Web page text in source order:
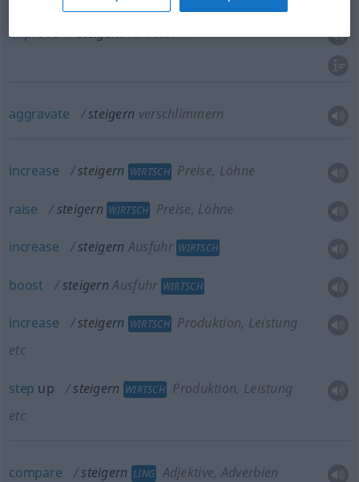
improve steigernverbessern
aggravate steigern verschlimmern
increase steigern WIRTSCH Preise, Löhne
raise steigern WIRTSCH Preise, Löhne
increase steigern Ausfuhr WIRTSCH
boost steigern Ausfuhr WIRTSCH
increase steigern WIRTSCH Produktion, Leistung
etc
step up steigern WIRTSCH Produktion, Leistung
etc
compare steigern LING Adjektive, Adverbien